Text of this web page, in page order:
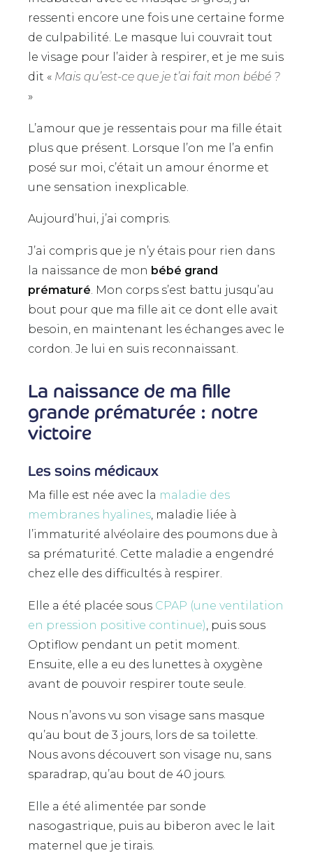
ressenti encore une fois une certaine forme
de culpabilité. Le masque lui couvrait tout
le visage pour l’aider à respirer, et je me suis
dit « Mais qu’est-ce que je t’ai fait mon bébé ?
»
L’amour que je ressentais pour ma fille était
plus que présent. Lorsque l’on me l’a enfin
posé sur moi, c’était un amour énorme et
une sensation inexplicable.
Aujourd’hui, j’ai compris.
J’ai compris que je n’y étais pour rien dans
la naissance de mon bébé grand
prématuré. Mon corps s’est battu jusqu’au
bout pour que ma fille ait ce dont elle avait
besoin, en maintenant les échanges avec le
cordon. Je lui en suis reconnaissant.
La naissance de ma fille
grande prématurée : notre
victoire
Les soins médicaux
Ma fille est née avec la maladie des
membranes hyalines, maladie liée à
l’immaturité alvéolaire des poumons due à
sa prématurité. Cette maladie a engendré
chez elle des difficultés à respirer.
Elle a été placée sous CPAP (une ventilation
en pression positive continue) , puis sous
Optiflow pendant un petit moment.
Ensuite, elle a eu des lunettes à oxygène
avant de pouvoir respirer toute seule.
Nous n’avons vu son visage sans masque
qu’au bout de 3 jours, lors de sa toilette.
Nous avons découvert son visage nu, sans
sparadrap, qu’au bout de 40 jours.
Elle a été alimentée par sonde
nasogastrique, puis au biberon avec le lait
maternel que je tirais.